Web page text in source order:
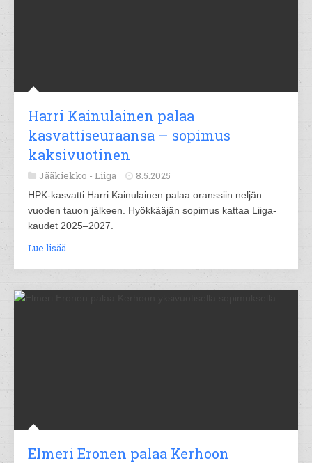
Harri Kainulainen palaa
kasvattiseuraansa – sopimus
kaksivuotinen
Jääkiekko - Liiga 8.5.2025
HPK-kasvatti Harri Kainulainen palaa oranssiin neljän
vuoden tauon jälkeen. Hyökkääjän sopimus kattaa Liiga-
kaudet 2025–2027.
Lue lisää
Elmeri Eronen palaa Kerhoon